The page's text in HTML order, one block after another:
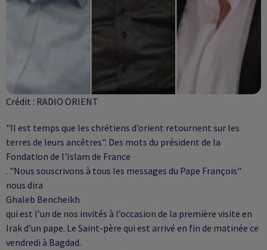
Crédit : RADIO ORIENT
"Il est temps que les chrétiens d’orient retournent sur les
terres de leurs ancêtres". Des mots du président de la
Fondation de l'Islam de France
. "Nous souscrivons à tous les messages du Pape François"
nous dira
Ghaleb Bencheikh
qui est l’un de nos invités à l’occasion de la première visite en
Irak d’un pape. Le Saint-père qui est arrivé en fin de matinée ce
vendredi à Bagdad.